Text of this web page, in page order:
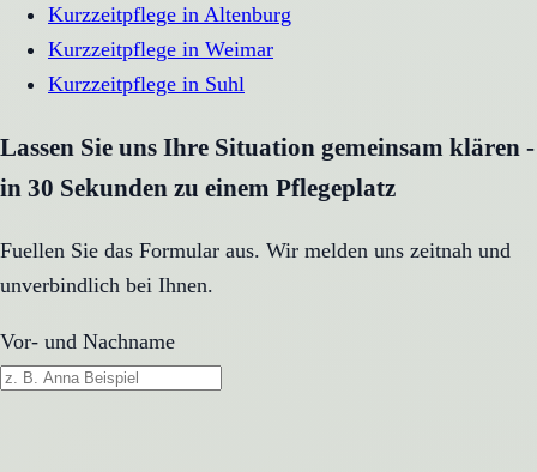
Kurzzeitpflege in Altenburg
Kurzzeitpflege in Weimar
Kurzzeitpflege in Suhl
Lassen Sie uns Ihre Situation gemeinsam klären -
in 30 Sekunden zu einem Pflegeplatz
Fuellen Sie das Formular aus. Wir melden uns zeitnah und
unverbindlich bei Ihnen.
Vor- und Nachname